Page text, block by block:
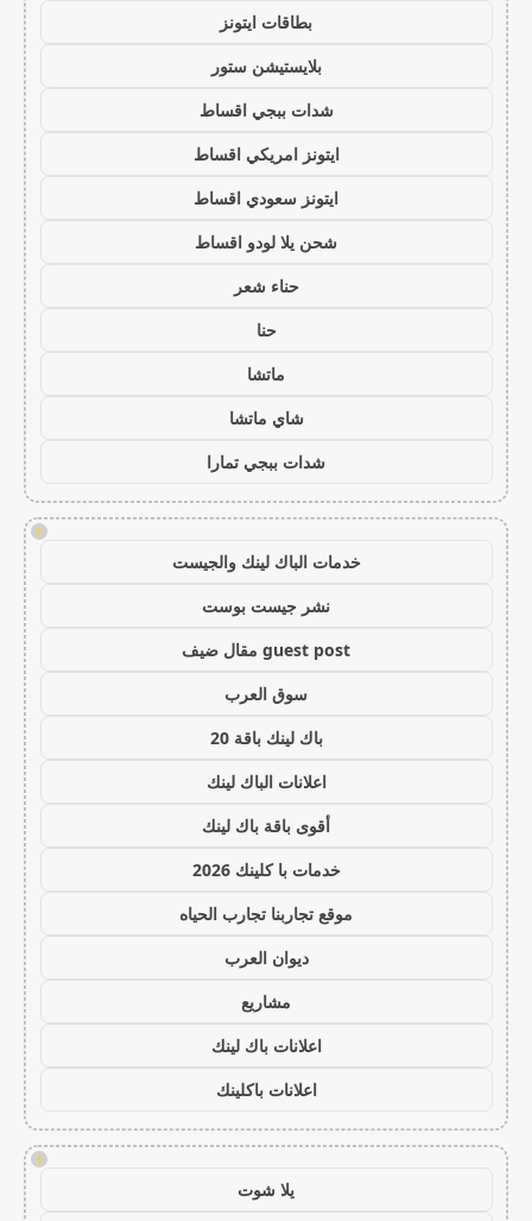
بطاقات ايتونز
بلايستيشن ستور
شدات ببجي اقساط
ايتونز امريكي اقساط
ايتونز سعودي اقساط
شحن يلا لودو اقساط
حناء شعر
حنا
ماتشا
شاي ماتشا
شدات ببجي تمارا
!
خدمات الباك لينك والجيست
نشر جيست بوست
guest post مقال ضيف
سوق العرب
باك لينك باقة 20
اعلانات الباك لينك
أقوى باقة باك لينك
خدمات با كلينك 2026
موقع تجاربنا تجارب الحياه
ديوان العرب
مشاريع
اعلانات باك لينك
اعلانات باكلينك
!
يلا شوت